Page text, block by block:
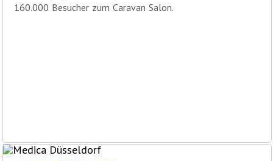
160.000 Besucher zum Caravan Salon.